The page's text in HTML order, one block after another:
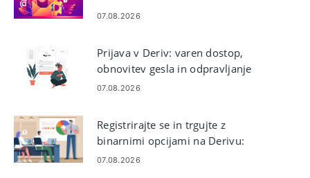
07.08.2026
Prijava v Deriv: varen dostop,
obnovitev gesla in odpravljanje
težav
07.08.2026
Registrirajte se in trgujte z
binarnimi opcijami na Derivu:
korak za korakom
07.08.2026